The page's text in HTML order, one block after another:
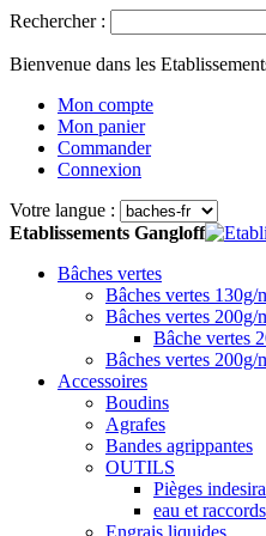
Rechercher :
Bienvenue dans les
Mon compte
Mon panier
Commander
Connexion
Votre langue :
Etablissements Gangloff
Bâches vertes
Bâches vertes
Bâches vertes
Bâche vertes
Bâches vertes 200g/
Accessoires
Boudins
Agrafes
Bandes agrippantes
OUTILS
Pièges
eau et raccords
Engrais liquides